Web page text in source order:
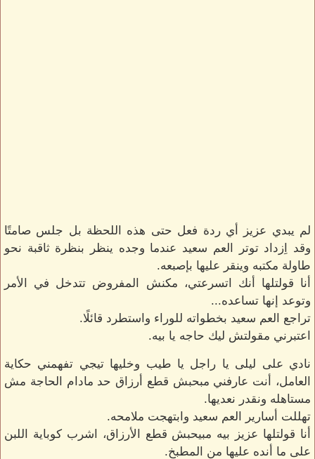
لم يبدي عزيز أي ردة فعل حتى هذه اللحظة بل جلس صامتًا
وقد اِزداد توتر العم سعيد عندما وجده ينظر بنظرة ثاقبة نحو
طاولة مكتبه وينقر عليها بإصبعه.
أنا قولتلها أنك اتسرعتي، مكنش المفروض تتدخل في الأمر
وتوعد إنها تساعده...
تراجع العم سعيد بخطواته للوراء واستطرد قائلًا.
اعتبرني مقولتش ليك حاجه يا بيه.
نادي على ليلى يا راجل يا طيب وخليها تيجي تفهمني حكاية
العامل، أنت عارفني مبحبش قطع أرزاق حد مادام الحاجة مش
مستاهله ونقدر نعديها.
تهللت أسارير العم سعيد وابتهجت ملامحه.
أنا قولتلها عزيز بيه مبيحبش قطع الأرزاق، اشرب كوباية اللبن
على ما أنده عليها من المطبخ.